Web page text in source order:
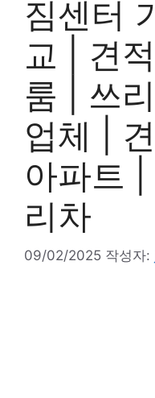
짐센터
교 | 견
룸 | 쓰
업체 |
아파트
리차
09/02/2025 작성자: